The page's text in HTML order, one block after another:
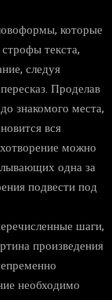
которые
текста,
следуя
Проделав
знакомого места,
вся
можно
одна за
подвести под
шаги,
произведения
необходимо